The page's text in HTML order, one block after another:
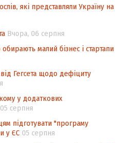
виборців
суспільства
сенсу
у стратегічних
документах
які представляли Україну на
Вчора, 06 серпня
малий бізнес і стартапи
Гегсета щодо дефіциту
у додаткових
05 серпня
підготувати "програму
у ЄС 05 серпня